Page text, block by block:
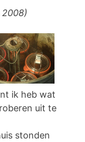
ik heb wat
uit te
stonden